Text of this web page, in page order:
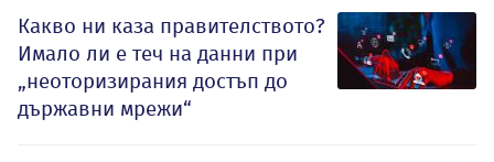
Какво ни каза правителството?
Имало ли е теч на данни при
„неоторизирания достъп до
държавни мрежи“